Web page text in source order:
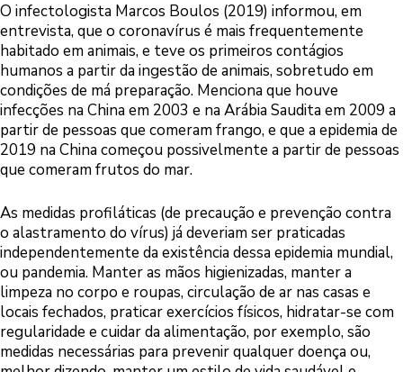
O infectologista Marcos Boulos (2019) informou, em
entrevista, que o coronavírus é mais frequentemente
habitado em animais, e teve os primeiros contágios
humanos a partir da ingestão de animais, sobretudo em
condições de má preparação. Menciona que houve
infecções na China em 2003 e na Arábia Saudita em 2009 a
partir de pessoas que comeram frango, e que a epidemia de
2019 na China começou possivelmente a partir de pessoas
que comeram frutos do mar.
As medidas profiláticas (de precaução e prevenção contra
o alastramento do vírus) já deveriam ser praticadas
independentemente da existência dessa epidemia mundial,
ou pandemia. Manter as mãos higienizadas, manter a
limpeza no corpo e roupas, circulação de ar nas casas e
locais fechados, praticar exercícios físicos, hidratar-se com
regularidade e cuidar da alimentação, por exemplo, são
medidas necessárias para prevenir qualquer doença ou,